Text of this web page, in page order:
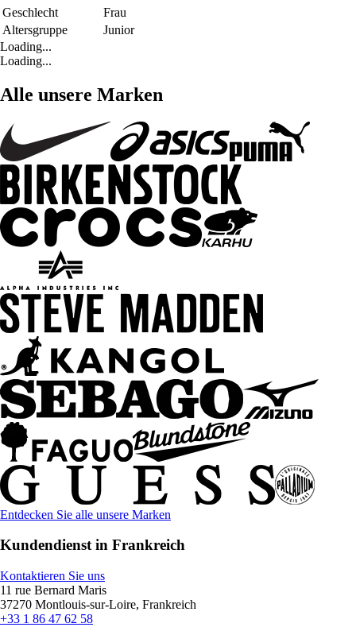
Geschlecht
Frau
Altersgruppe
Junior
Loading...
Loading...
Alle unsere Marken
Entdecken Sie alle unsere Marken
Kundendienst in Frankreich
Kontaktieren Sie uns
11 rue Bernard Maris
37270 Montlouis-sur-Loire, Frankreich
+33 1 86 47 62 58